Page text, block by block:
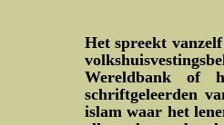
Het spreekt
Wereldbank of
schriftgeleerden
islam waar het